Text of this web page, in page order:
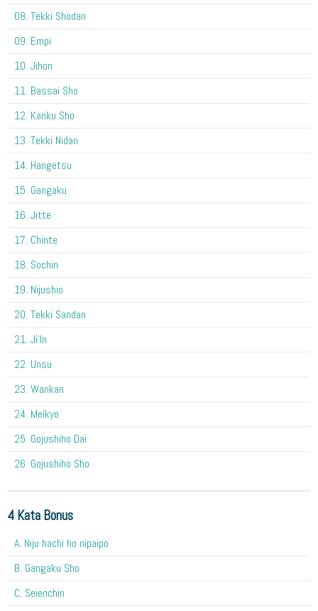
08. Tekki Shodan
09. Empi
10. Jihon
11. Bassai Sho
12. Kanku Sho
13. Tekki Nidan
14. Hangetsu
15. Gangaku
16. Jitte
17. Chinte
18. Sochin
19. Nijushio
20. Tekki Sandan
21. Ji'In
22. Unsu
23. Wankan
24. Meikyo
25. Gojushiho Dai
26. Gojushiho Sho
4 Kata Bonus
A. Niju hachi ho nipaipo
B. Gangaku Sho
C. Seienchin